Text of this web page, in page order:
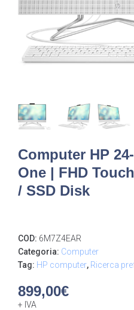
Computer HP
One | FHD
/ SSD Disk
COD: 6M7Z4EAR
Categoria: Computer
Tag: HP computer, Ricerca
899,00€
+ IVA